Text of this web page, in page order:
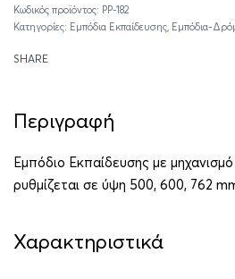
PP-182
Κατηγορίες: Εμπόδια Εκπαίδευσης Εμπόδια-
SHARE
Περιγραφή
Εμπόδιο Εκπαίδευσης με
ρυθμίζεται σε ύψη 500, 600, 762
Χαρακτηριστικά